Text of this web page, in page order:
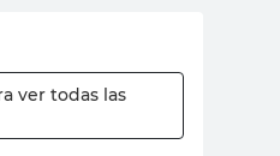
ver todas las